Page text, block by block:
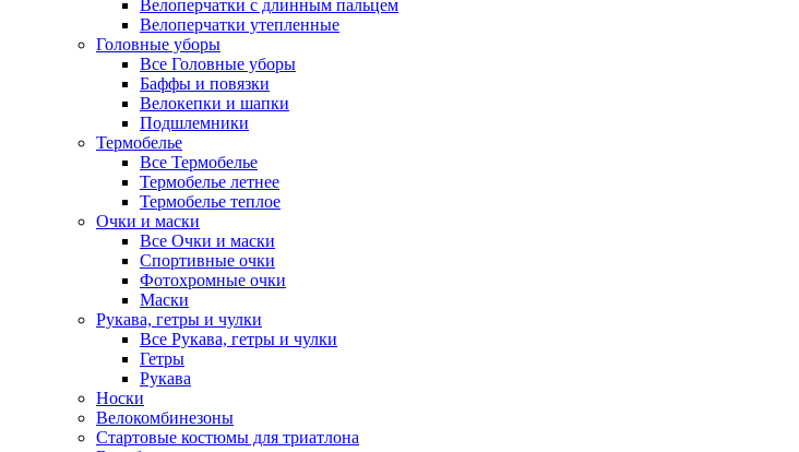
Велоперчатки с длинным пальцем
Велоперчатки утепленные
Головные уборы
Все Головные уборы
Баффы и повязки
Велокепки и шапки
Подшлемники
Термобелье
Все Термобелье
Термобелье летнее
Термобелье теплое
Очки и маски
Все Очки и маски
Спортивные очки
Фотохромные очки
Маски
Рукава, гетры и чулки
Все Рукава, гетры и чулки
Гетры
Рукава
Носки
Велокомбинезоны
Стартовые костюмы для триатлона